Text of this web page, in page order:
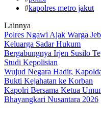
#kapolres metro jakut
Lainnya
Polres Ngawi Ajak Warga
Keluarga Sadar Hukum
Bergabungnya Irjen Susilo
Studi Kepolisian
Wujud Negara Hadir,
Bukti Kejahatan ke Korban
Kapolri Bersama Ketua
Bhayangkari Nusantara 2026